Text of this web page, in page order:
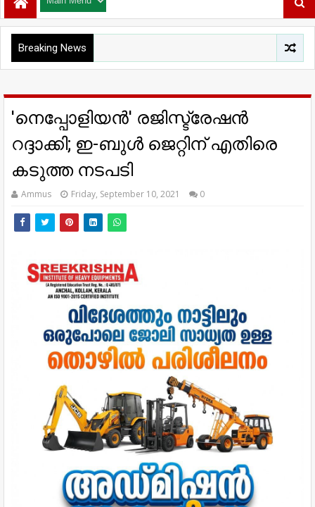
Breaking News
'നെപ്പോളിയൻ' രജിസ്ട്രേഷൻ
റദ്ദാക്കി; ഇ-ബുൾ ജെറ്റിന് എതിരെ
കടുത്ത നടപടി
Ammus Friday, September 10, 2021 0